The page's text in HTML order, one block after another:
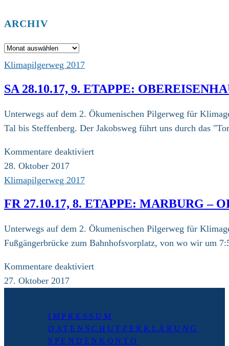
ARCHIV
Archiv
Klimapilgerweg 2017
SA 28.10.17, 9. ETAPPE:
Unterwegs auf dem 2. Ökumenischen Pilgerweg für
Tal bis Steffenberg. Der Jakobsweg führt uns durch das
Kommentare deaktiviertfür
Etappe:
(26
28. Oktober 2017
Klimapilgerweg 2017
FR 27.10.17, 8. ETAPPE: MARBURG –
Unterwegs auf dem 2. Ökumenischen Pilgerweg für
Fußgängerbrücke zum Bahnhofsvorplatz, von wo wir um
Kommentare deaktiviertfür
Etappe:
Marburg
27. Oktober 2017
IMPRESSUM
DATENSCHUTZERKLÄRUNG
SPENDENKONTO